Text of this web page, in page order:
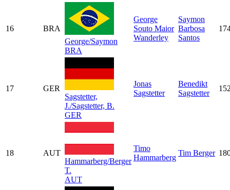
16
BRA
George/Saymon
BRA
George
Souto Maior
Wanderley
Saymon
Barbosa
Santos
17
GER
Sagstetter,
J./Sagstetter, B.
GER
Jonas
Sagstetter
Benedikt
Sagstetter
18
AUT
Hammarberg/Berger
T.
AUT
Timo
Hammarberg
Tim Berger